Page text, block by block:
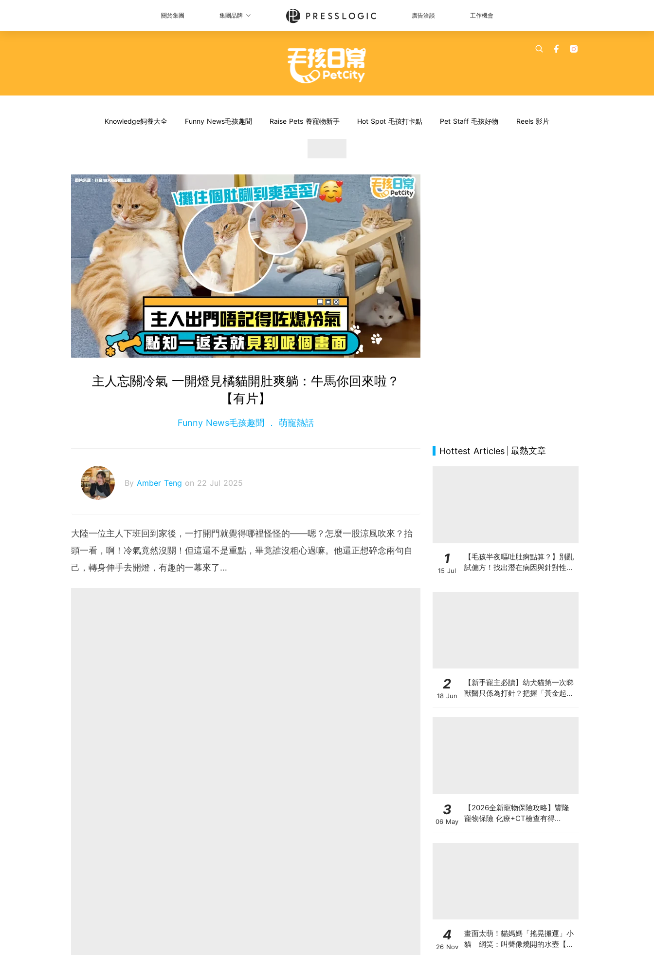
關於集團 集團品牌 廣告洽談 工作機會
Knowledge飼養大全 Funny News毛孩趣聞 Raise Pets 養寵物新手 Hot Spot 毛孩打卡點 Pet Staff 毛孩好物 Reels 影片
主人忘關冷氣 一開燈見橘貓開肚爽躺：牛馬你回來啦？
【有片】
Funny News毛孩趣聞 萌寵熱話
By Amber Teng on 22 Jul 2025
大陸一位主人下班回到家後，一打開門就覺得哪裡怪怪的——嗯？怎麼一股涼風吹來？抬
頭一看，啊！冷氣竟然沒關！但這還不是重點，畢竟誰沒粗心過嘛。他還正想碎念兩句自
己，轉身伸手去開燈，有趣的一幕來了…
Hottest Articles 最熱文章
1
15 Jul
【毛孩半夜嘔吐肚痾點算？】別亂
試偏方！找出潛在病因與針對性營
2
18 Jun
【新手寵主必讀】幼犬貓第一次睇
獸醫只係為打針？把握「黃金起跑
3
06 May
【2026全新寵物保險攻略】豐隆
寵物保險 化療+CT檢查有得
4
26 Nov
畫面太萌！貓媽媽「搖晃搬運」小
貓 網笑：叫聲像燒開的水壺【有